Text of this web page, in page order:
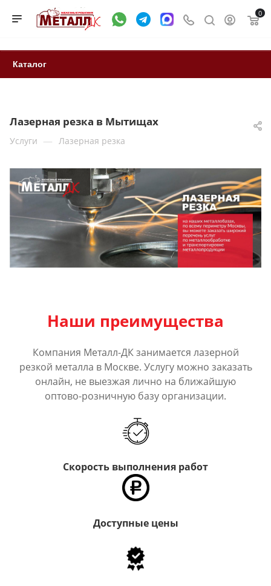
0
Каталог
Лазерная резка в Мытищах
Услуги — Лазерная резка
Наши преимущества
Компания Металл-ДК занимается лазерной
резкой металла в Москве. Услугу можно заказать
онлайн, не выезжая лично на ближайшую
оптово-розничную базу организации.
Скорость выполнения работ
Доступные цены